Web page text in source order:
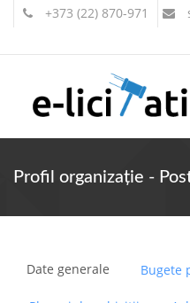
+373 (22) 870-971
Profil organizație -
Date generale Bugete